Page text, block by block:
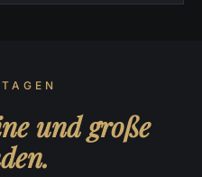
und große